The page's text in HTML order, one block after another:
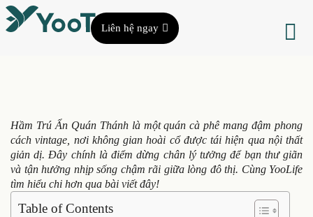
Liên hệ ngay
Hầm Trú Ẩn Quán Thánh là một quán cà phê mang đậm phong
cách vintage, nơi không gian hoài cổ được tái hiện qua nội thất
giản dị. Đây chính là điểm dừng chân lý tưởng để bạn thư giãn
và tận hưởng nhịp sống chậm rãi giữa lòng đô thị. Cùng YooLife
tìm hiểu chi hơn qua bài viết đây!
Table of Contents